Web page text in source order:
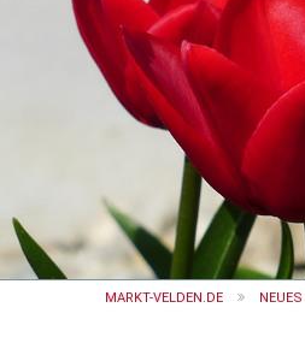
MARKT-VELDEN.DE NEUES